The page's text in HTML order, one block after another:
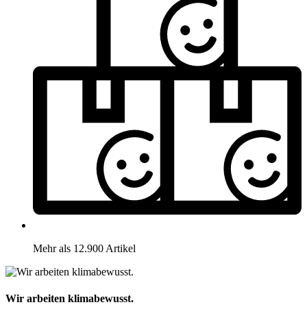
Mehr als 12.900 Artikel
Wir arbeiten klimabewusst.